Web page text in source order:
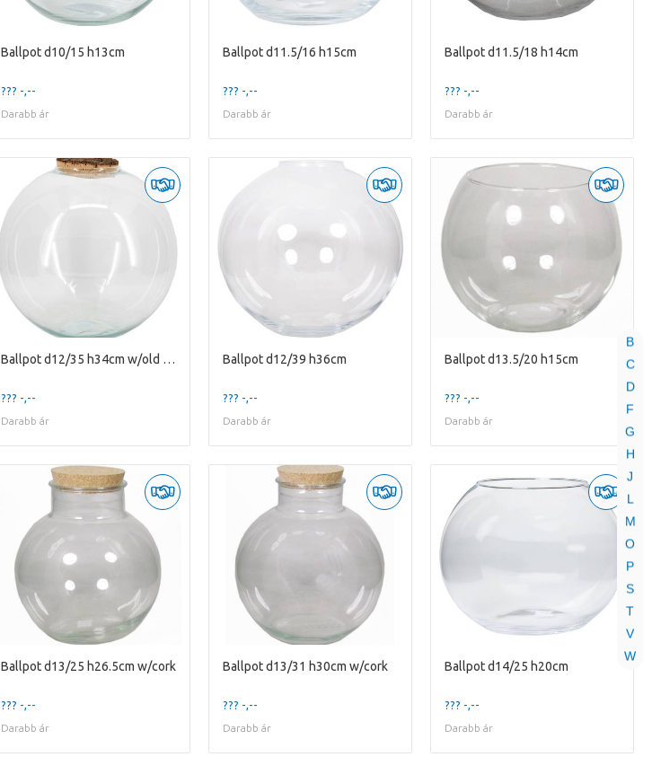
B
C
D
F
G
H
J
L
M
O
P
S
T
V
W
Ballpot d10/15 h13cm
??? -,--
Darabb ár
Ballpot d11.5/16 h15cm
??? -,--
Darabb ár
Ballpot d11.5/18 h14cm
??? -,--
Darabb ár
Ballpot d12/35 h34cm w/old cork
??? -,--
Darabb ár
Ballpot d12/39 h36cm
??? -,--
Darabb ár
Ballpot d13.5/20 h15cm
??? -,--
Darabb ár
Ballpot d13/25 h26.5cm w/cork
??? -,--
Darabb ár
Ballpot d13/31 h30cm w/cork
??? -,--
Darabb ár
Ballpot d14/25 h20cm
??? -,--
Darabb ár